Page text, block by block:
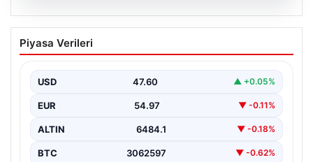
Altın fiyatları canlı 8 Nisan 2026: Altın
fiyatları ne kadar oldu? Gram, çeyrek,
fiyatları
Piyasa Verileri
USD 47.60 ▲ +0.05%
EUR 54.97 ▼ -0.11%
ALTIN 6484.1 ▼ -0.18%
BTC 3062597 ▼ -0.62%